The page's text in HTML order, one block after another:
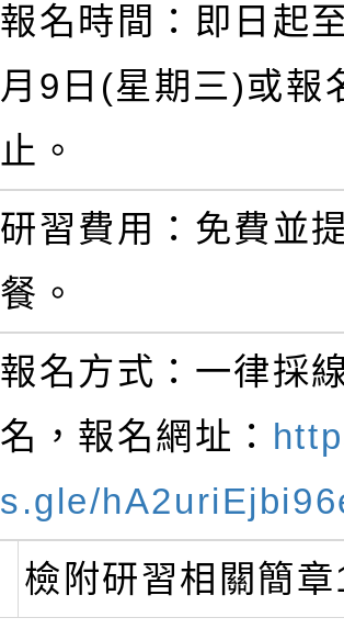
報名時間：即日起
月9日(星期三)或報
止。
研習費用：免費並
餐。
報名方式：一律採
名，報名網址：
s.gle/
檢附研習相關簡